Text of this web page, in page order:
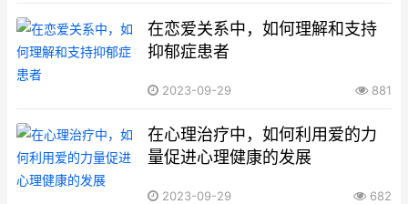
在恋爱关系中，如何理解和支持
抑郁症患者
2023-09-29 881
在心理治疗中，如何利用爱的力
量促进心理健康的发展
2023-09-29 682